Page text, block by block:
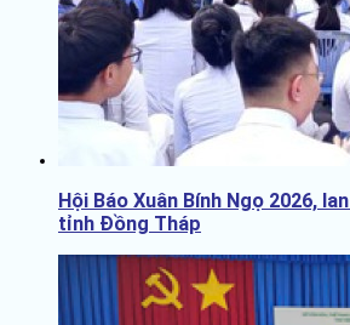
Hội Báo Xuân Bính Ngọ 2026,
tỉnh Đồng Tháp